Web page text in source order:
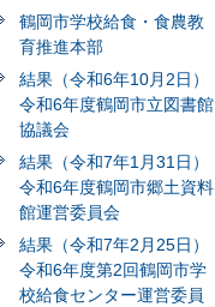
鶴岡市学校給食・食農教
育推進本部
結果（令和6年10月2日）
令和6年度鶴岡市立図書館
協議会
結果（令和7年1月31日）
令和6年度鶴岡市郷土資料
館運営委員会
結果（令和7年2月25日）
令和6年度第2回鶴岡市学
校給食センター運営委員